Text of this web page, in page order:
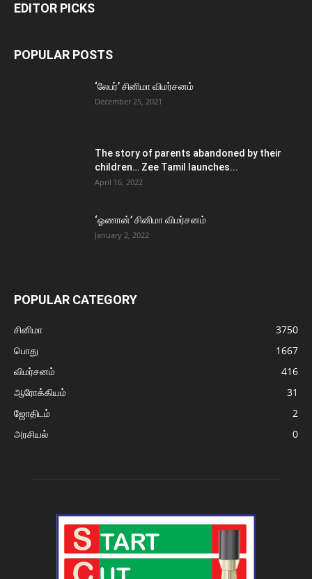
EDITOR PICKS
POPULAR POSTS
‘லேபர்’ சினிமா விமர்சனம்
December 25, 2021
The story of parents abandoned by their
children… Zee Tamil launches...
April 16, 2022
‘ஓணான்’ சினிமா விமர்சனம்
January 2, 2022
POPULAR CATEGORY
சினிமா
3750
பொது
1667
விமர்சனம்
416
ஆரோக்கியம்
31
ஜோதிடம்
2
அரசியல்
0